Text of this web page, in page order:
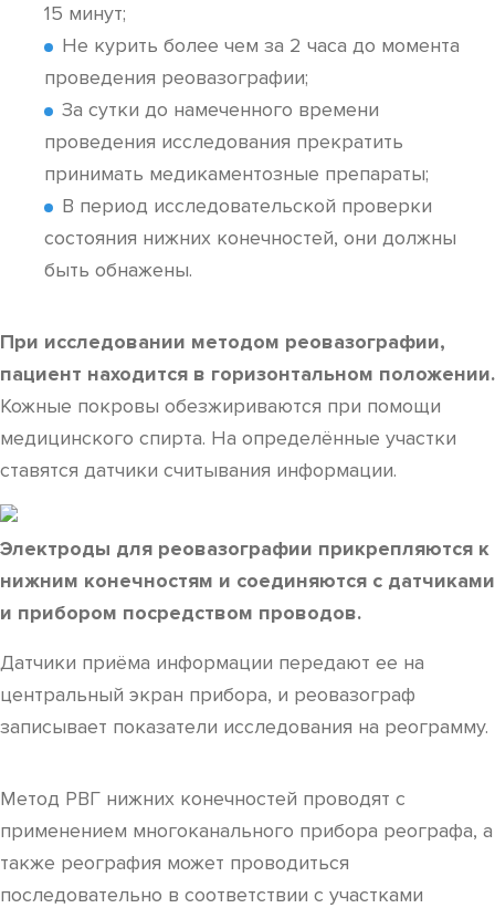
15 минут;
Не курить более чем за 2 часа до момента
проведения реовазографии;
За сутки до намеченного времени
проведения исследования прекратить
принимать медикаментозные препараты;
В период исследовательской проверки
состояния нижних конечностей, они должны
быть обнажены.
При исследовании методом реовазографии,
пациент находится в горизонтальном положении.
Кожные покровы обезжириваются при помощи
медицинского спирта. На определённые участки
ставятся датчики считывания информации.
Электроды для реовазографии прикрепляются к
нижним конечностям и соединяются с датчиками
и прибором посредством проводов.
Датчики приёма информации передают ее на
центральный экран прибора, и реовазограф
записывает показатели исследования на реограмму.
Метод РВГ нижних конечностей проводят с
применением многоканального прибора реографа, а
также реография может проводиться
последовательно в соответствии с участками